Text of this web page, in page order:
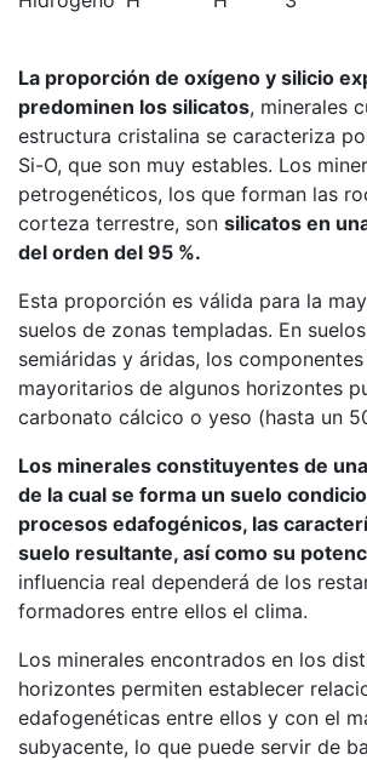
La proporción de oxígeno y silicio
predominen los silicatos, minerales
estructura cristalina se caracteriza
Si-O, que son muy estables. Los
petrogenéticos, los que forman las
corteza terrestre, son silicatos en
del orden del 95 %.
Esta proporción es válida para la
suelos de zonas templadas. En
semiáridas y áridas, los
mayoritarios de algunos horizontes
carbonato cálcico o yeso (hasta un
Los minerales constituyentes de
de la cual se forma un suelo
procesos edafogénicos, las
suelo resultante, así como su
influencia real dependerá de los
formadores entre ellos el clima.
Los minerales encontrados en los
horizontes permiten establecer
edafogenéticas entre ellos y con el
subyacente, lo que puede servir de